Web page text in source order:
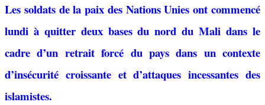
Les soldats de la paix des Nations Unies ont commencé
lundi à quitter deux bases du nord du Mali dans le
cadre d’un retrait forcé du pays dans un contexte
d’insécurité croissante et d’attaques incessantes des
islamistes.